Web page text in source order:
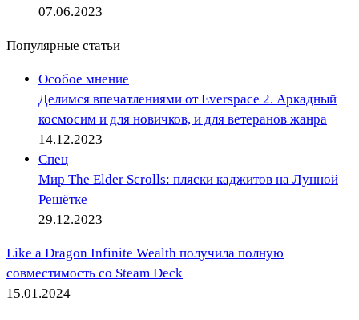
07.06.2023
Популярные статьи
Особое мнение
Делимся впечатлениями от Everspace 2. Аркадный
космосим и для новичков, и для ветеранов жанра
14.12.2023
Спец
Мир The Elder Scrolls: пляски каджитов на Лунной
Решётке
29.12.2023
Like a Dragon Infinite Wealth получила полную
совместимость со Steam Deck
15.01.2024